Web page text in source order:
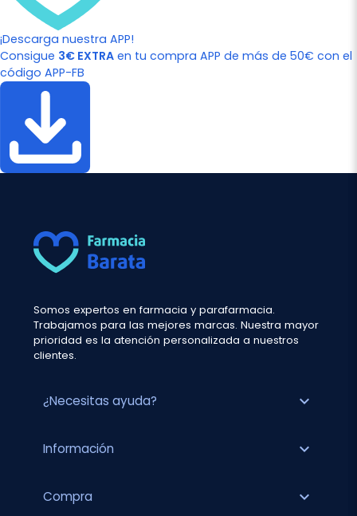
¡Descarga nuestra APP!
Consigue 3€ EXTRA en tu compra APP de más de 50€ con el
código APP-FB
Somos expertos en farmacia y parafarmacia.
Trabajamos para las mejores marcas. Nuestra mayor
prioridad es la atención personalizada a nuestros
clientes.
¿Necesitas ayuda? expand_more
Información expand_more
Compra expand_more